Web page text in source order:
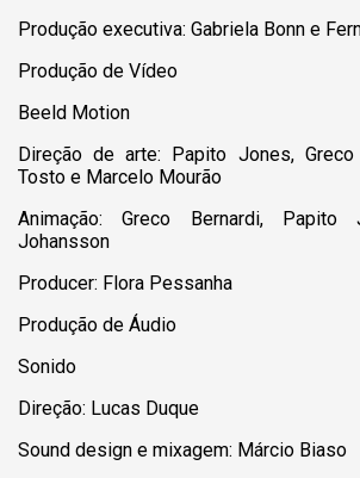
Produção executiva: Gabriela Bonn e
Produção de Vídeo
Beeld Motion
Direção de arte: Papito Jones, Greco
Tosto e Marcelo Mourão
Animação: Greco Bernardi,
Johansson
Producer: Flora Pessanha
Produção de Áudio
Sonido
Direção: Lucas Duque
Sound design e mixagem: Márcio